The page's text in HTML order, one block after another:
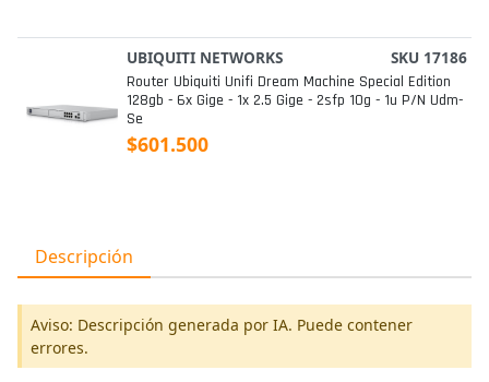
UBIQUITI NETWORKS SKU 17186
Router Ubiquiti Unifi Dream Machine Special Edition
128gb - 6x Gige - 1x 2.5 Gige - 2sfp 10g - 1u P/n Udm-
Se
$601.500
Descripción
Aviso: Descripción generada por IA. Puede contener
errores.